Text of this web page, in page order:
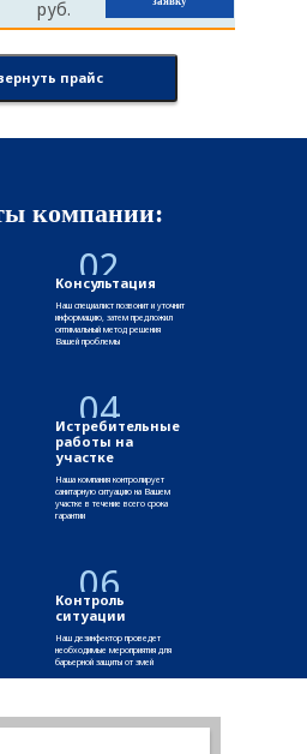
руб.
прайс
компании:
02
Консультация
Наш специалист позвонит и уточнит
информацию, затем предложил
оптимальный метод решения
Вашей проблемы
04
Истребительные
работы на
участке
Наша компания контролирует
санитарную ситуацию на Вашем
участке в течение всего срока
гарантии
06
Контроль
ситуации
Наш дезинфектор проведет
необходимые мероприятия для
барьерной защиты от змей